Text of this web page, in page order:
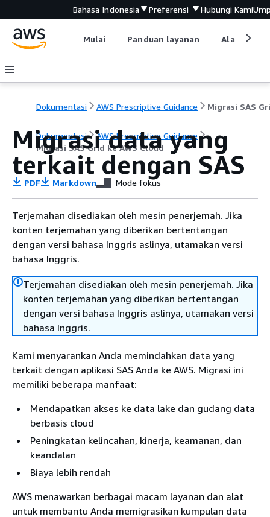
Bahasa Indonesia Preferensi Hubungi Kami
Mulai Panduan layanan Alat
Dokumentasi AWS Prescriptive Guidance
Dokumentasi
AWS Prescriptive Guidance
Migrasi SAS Grid ke AWS Cloud
Migrasi data yang
terkait dengan SAS
PDF Markdown Mode fokus
Terjemahan disediakan oleh mesin penerjemah. Jika
konten terjemahan yang diberikan bertentangan
dengan versi bahasa Inggris aslinya, utamakan versi
bahasa Inggris.
Terjemahan disediakan oleh mesin penerjemah. Jika
konten terjemahan yang diberikan bertentangan
dengan versi bahasa Inggris aslinya, utamakan versi
bahasa Inggris.
Kami menyarankan Anda memindahkan data yang
terkait dengan aplikasi SAS Anda ke AWS. Migrasi ini
memiliki beberapa manfaat:
Mendapatkan akses ke data lake dan gudang data
berbasis cloud
Peningkatan kelincahan, kinerja, keamanan, dan
keandalan
Biaya lebih rendah
AWS menawarkan berbagai macam layanan dan alat
untuk membantu Anda memigrasikan kumpulan data